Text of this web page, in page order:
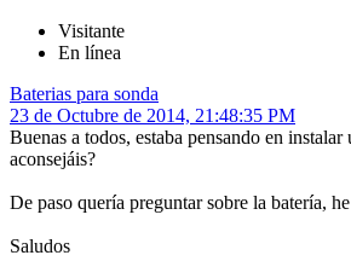
Visitante
En línea
Baterias para sonda
23 de Octubre de 2014, 21:48:35 PM
Buenas a todos, estaba pensando en
aconsejáis?
De paso quería preguntar sobre la batería,
Saludos